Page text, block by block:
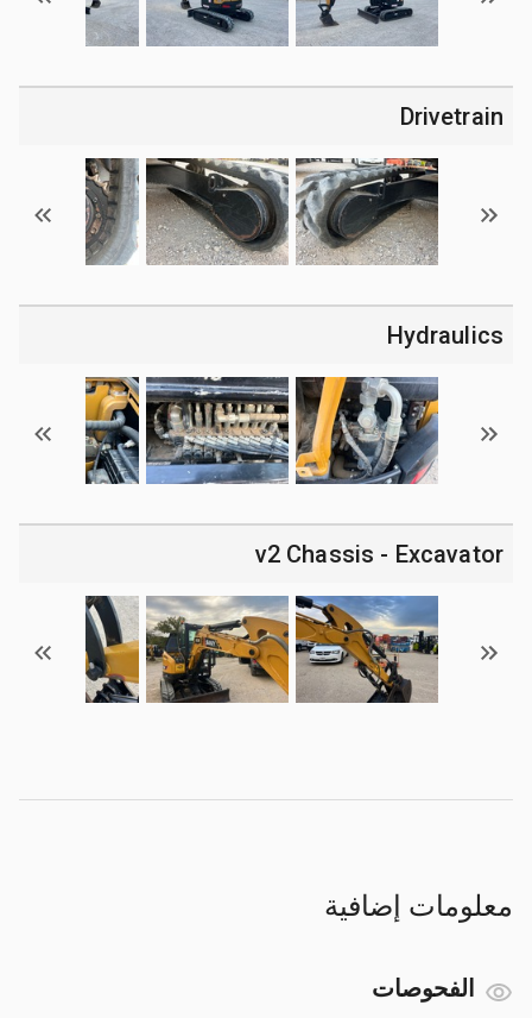
Drivetrain
Hydraulics
v2 Chassis - Excavator
معلومات إضافية
الفحوصات